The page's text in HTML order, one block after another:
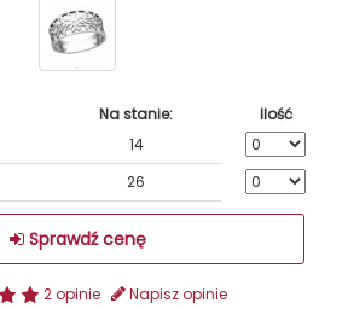
Na stanie:
Ilość
14
26
Sprawdź cenę
2 opinie
Napisz opinie